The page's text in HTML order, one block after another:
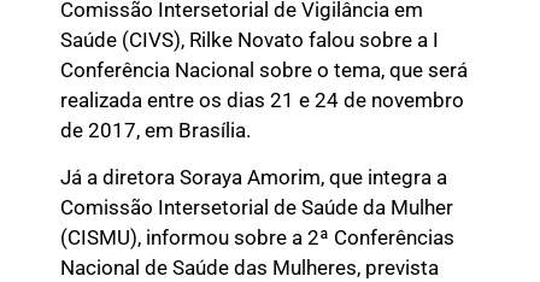
Comissão Intersetorial de Vigilância em
Saúde (CIVS), Rilke Novato falou sobre a I
Conferência Nacional sobre o tema, que será
realizada entre os dias 21 e 24 de novembro
de 2017, em Brasília.
Já a diretora Soraya Amorim, que integra a
Comissão Intersetorial de Saúde da Mulher
(CISMU), informou sobre a 2ª Conferências
Nacional de Saúde das Mulheres, prevista